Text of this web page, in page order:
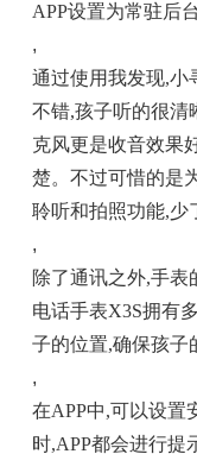
APP设置为常驻后
,
通过使用我发现,小
不错,孩子听的很清
克风更是收音效果
楚。不过可惜的是
聆听和拍照功能,少
,
除了通讯之外,手
电话手表X3S拥有
子的位置,确保孩子
,
在APP中,可以设置
时,APP都会进行提